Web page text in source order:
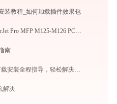
装教程_如何加载插件效果包
如何快速下载并安装HP LaserJet Pro MFP M125-M126 PCLmS打印机驱动：详细步骤解析
南
奔图M7170DW打印机驱动下载安装全程指导，轻松解决打印问题
解决